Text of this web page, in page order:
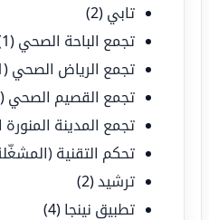
تابي (2)
تجمع الباحة الصحي (1)
تجمع الرياض الصحي (1)
تجمع القصيم الصحي (1)
تجمع المدينة
تحكم التقنية
ترشيد(2)
تطبيق نينجا (4)